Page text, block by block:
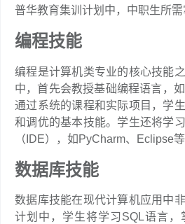
普华教育集训计划中，中职生所需
编程技能
编程是计算机类专业的核心技能
中，首先会教授基础编程语言，
通过系统的课程和实际项目，学
和调优的基本技能。学生还将学
（IDE），如PyCharm、Eclipse
数据库技能
数据库技能在现代计算机应用中
计划中，学生将学习SQL语言，